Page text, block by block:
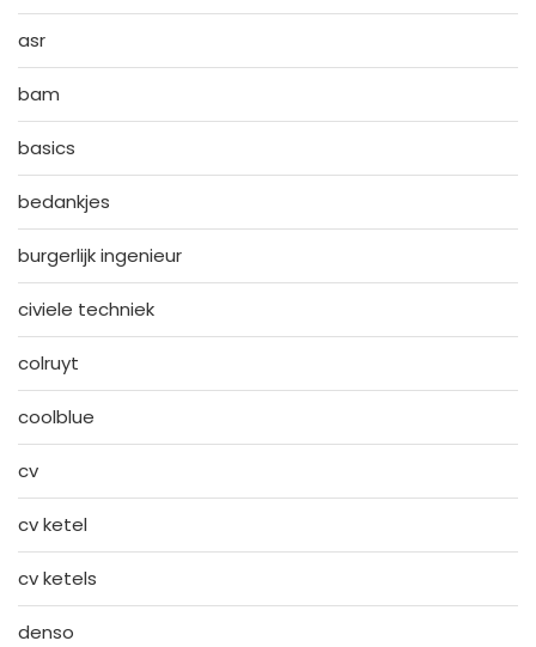
asr
bam
basics
bedankjes
burgerlijk ingenieur
civiele techniek
colruyt
coolblue
cv
cv ketel
cv ketels
denso